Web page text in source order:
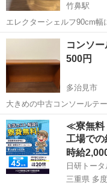
竹鼻駅
エレクターシェルフ90cm
岐阜 羽島市
コンソ
500円
多治見市
大きめの中古コンソールテ
ださる方に譲ります。 とて
ドタキャンしない方、中古
問い合わせくださ
岐阜 多治見市 収納
≪寮無料
工場での
時給
日研トー
三重県 多